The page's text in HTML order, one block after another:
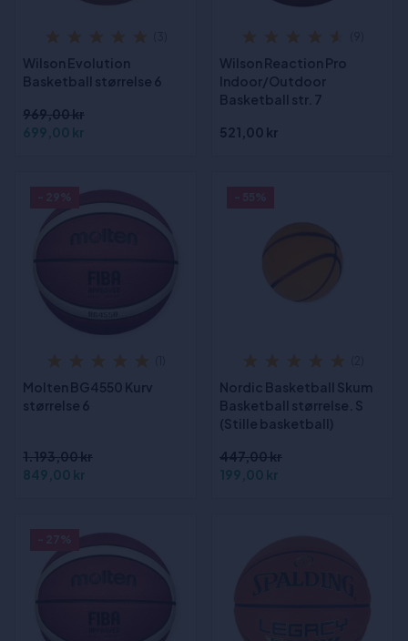
Wilson Evolution
Basketball størrelse 6
969,00 kr
699,00 kr
Wilson Reaction Pro
Indoor/Outdoor
Basketball str. 7
521,00 kr
Molten BG4550 Kurv
størrelse 6
1.193,00 kr
849,00 kr
Nordic Basketball Skum
Basketball størrelse. S
(Stille basketball)
447,00 kr
199,00 kr